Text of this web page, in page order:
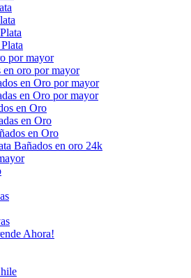
por mayor
en oro por mayor
en Oro por mayor
en Oro por mayor
en Oro
en Oro
en Oro
Bañados en oro 24k
Ahora!